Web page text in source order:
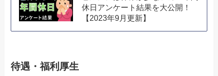
休日アンケート結果を大公開！
【2023年9月更新】
待遇・福利厚生